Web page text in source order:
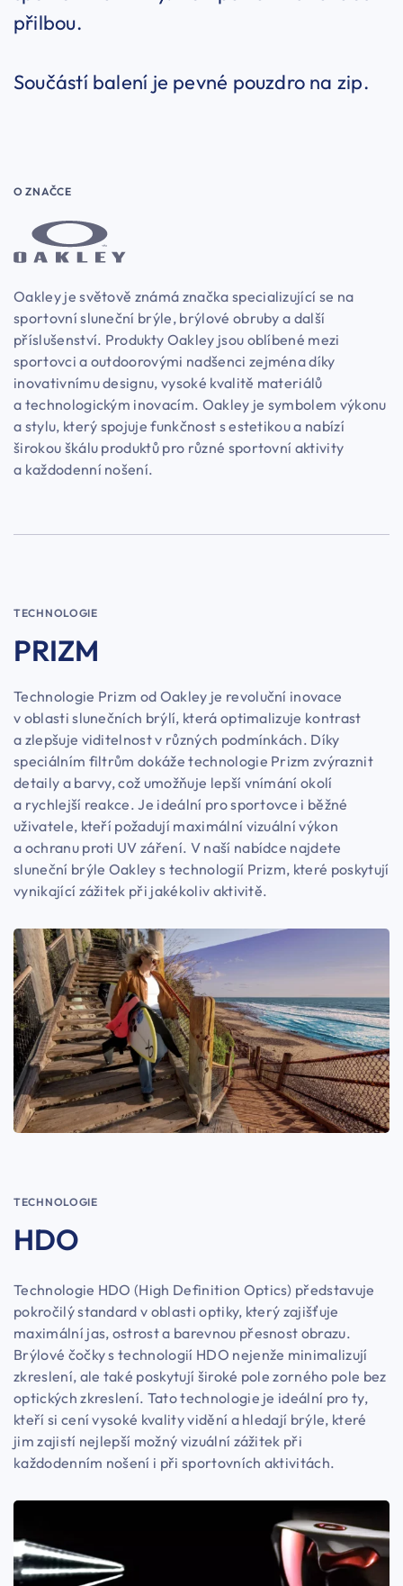
přilbou.
Součástí balení je pevné pouzdro na zip.
O ZNAČCE
Oakley je světově známá značka specializující se na
sportovní sluneční brýle, brýlové obruby a další
příslušenství. Produkty Oakley jsou oblíbené mezi
sportovci a outdoorovými nadšenci zejména díky
inovativnímu designu, vysoké kvalitě materiálů
a technologickým inovacím. Oakley je symbolem výkonu
a stylu, který spojuje funkčnost s estetikou a nabízí
širokou škálu produktů pro různé sportovní aktivity
a každodenní nošení.
TECHNOLOGIE
PRIZM
Technologie Prizm od Oakley je revoluční inovace
v oblasti slunečních brýlí, která optimalizuje kontrast
a zlepšuje viditelnost v různých podmínkách. Díky
speciálním filtrům dokáže technologie Prizm zvýraznit
detaily a barvy, což umožňuje lepší vnímání okolí
a rychlejší reakce. Je ideální pro sportovce i běžné
uživatele, kteří požadují maximální vizuální výkon
a ochranu proti UV záření. V naší nabídce najdete
sluneční brýle Oakley s technologií Prizm, které poskytují
vynikající zážitek při jakékoliv aktivitě.
TECHNOLOGIE
HDO
Technologie HDO (High Definition Optics) představuje
pokročilý standard v oblasti optiky, který zajišťuje
maximální jas, ostrost a barevnou přesnost obrazu.
Brýlové čočky s technologií HDO nejenže minimalizují
zkreslení, ale také poskytují široké pole zorného pole bez
optických zkreslení. Tato technologie je ideální pro ty,
kteří si cení vysoké kvality vidění a hledají brýle, které
jim zajistí nejlepší možný vizuální zážitek při
každodenním nošení i při sportovních aktivitách.